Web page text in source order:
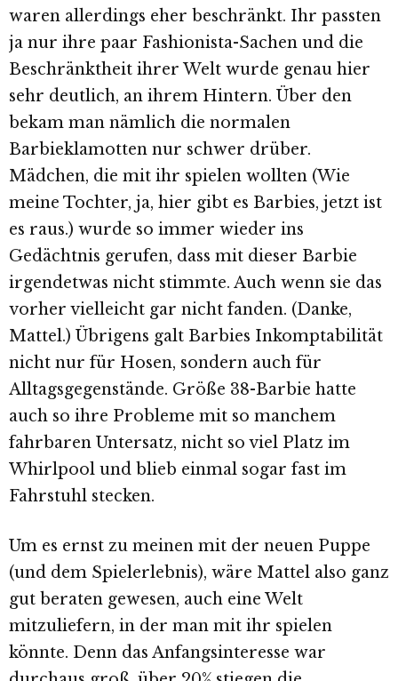
waren allerdings eher beschränkt. Ihr passten
ja nur ihre paar Fashionista-Sachen und die
Beschränktheit ihrer Welt wurde genau hier
sehr deutlich, an ihrem Hintern. Über den
bekam man nämlich die normalen
Barbieklamotten nur schwer drüber.
Mädchen, die mit ihr spielen wollten (Wie
meine Tochter, ja, hier gibt es Barbies, jetzt ist
es raus.) wurde so immer wieder ins
Gedächtnis gerufen, dass mit dieser Barbie
irgendetwas nicht stimmte. Auch wenn sie das
vorher vielleicht gar nicht fanden. (Danke,
Mattel.) Übrigens galt Barbies Inkomptabilität
nicht nur für Hosen, sondern auch für
Alltagsgegenstände. Größe 38-Barbie hatte
auch so ihre Probleme mit so manchem
fahrbaren Untersatz, nicht so viel Platz im
Whirlpool und blieb einmal sogar fast im
Fahrstuhl stecken.
Um es ernst zu meinen mit der neuen Puppe
(und dem Spielerlebnis), wäre Mattel also ganz
gut beraten gewesen, auch eine Welt
mitzuliefern, in der man mit ihr spielen
könnte. Denn das Anfangsinteresse war